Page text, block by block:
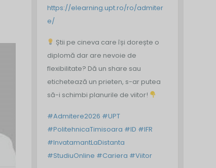
https://elearning.upt.ro/ro/admiter
e/
Știi pe cineva care își dorește o
diplomă dar are nevoie de
flexibilitate? Dă un share sau
etichetează un prieten, s-ar putea
să-i schimbi planurile de viitor!
#Admitere2026 #UPT
#PolitehnicaTimisoara #ID #IFR
#InvatamantLaDistanta
#StudiuOnline #Cariera #Viitor